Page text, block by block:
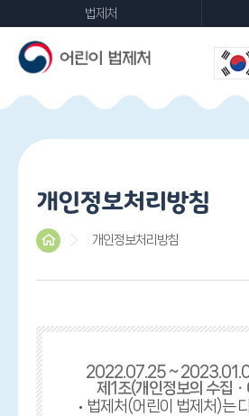
법제처
개인정보처리방침
개인정보처리방침
2022.07.25 ~
제1조(개인정보의 수집
법제처(어린이 법제처)는